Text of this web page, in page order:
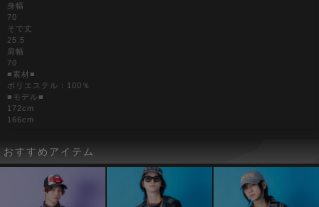
身幅
70
そで丈
25.5
肩幅
70
■素材■
ポリエステル：100％
■モデル■
172cm
166cm
おすすめアイテム